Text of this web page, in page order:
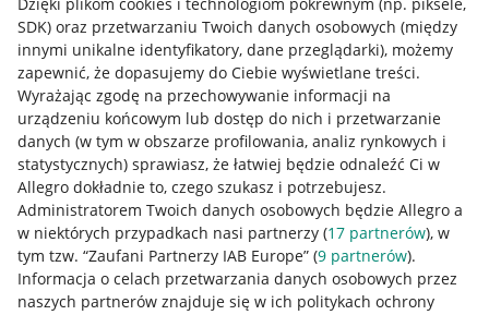
SDK) oraz przetwarzaniu Twoich danych osobowych (między
innymi unikalne identyfikatory, dane przeglądarki), możemy
zapewnić, że dopasujemy do Ciebie wyświetlane treści.
Wyrażając zgodę na przechowywanie informacji na
urządzeniu końcowym lub dostęp do nich i przetwarzanie
danych (w tym w obszarze profilowania, analiz rynkowych i
statystycznych) sprawiasz, że łatwiej będzie odnaleźć Ci w
Allegro dokładnie to, czego szukasz i potrzebujesz.
Administratorem Twoich danych osobowych będzie Allegro a
w niektórych przypadkach nasi partnerzy (17 partnerów), w
tym tzw. “Zaufani Partnerzy IAB Europe” (9 partnerów).
Informacja o celach przetwarzania danych osobowych przez
naszych partnerów znajduje się w ich politykach ochrony
Nawigacja
Przydatne informacje
Jak to działa
Napisz do nas